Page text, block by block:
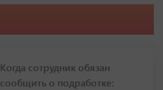
Когда сотрудник обязан
сообщить о подработке: